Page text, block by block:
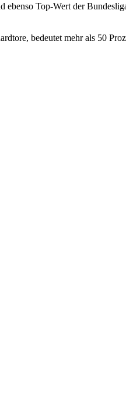
Top-Wert der
bedeutet mehr als 50